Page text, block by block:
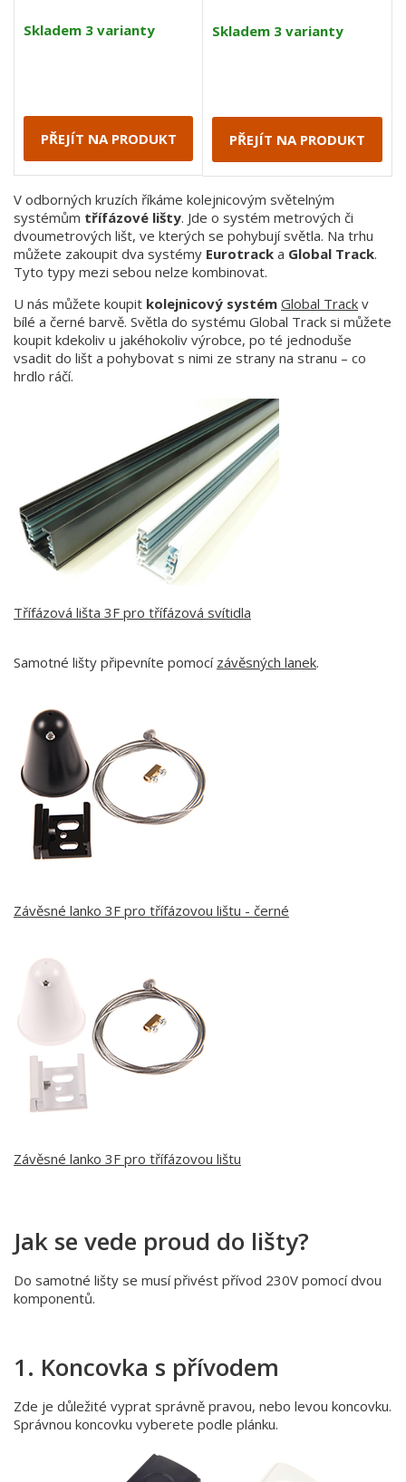
Skladem 3 varianty
PŘEJÍT NA PRODUKT
Skladem 3 varianty
PŘEJÍT NA PRODUKT
V odborných kruzích říkáme kolejnicovým světelným
systémům třífázové lišty. Jde o systém metrových či
dvoumetrových lišt, ve kterých se pohybují světla. Na trhu
můžete zakoupit dva systémy Eurotrack a Global Track.
Tyto typy mezi sebou nelze kombinovat.
U nás můžete koupit kolejnicový systém Global Track v
bílé a černé barvě. Světla do systému Global Track si můžete
koupit kdekoliv u jakéhokoliv výrobce, po té jednoduše
vsadit do lišt a pohybovat s nimi ze strany na stranu – co
hrdlo ráčí.
Třífázová lišta 3F pro třífázová svítidla
Samotné lišty připevníte pomocí závěsných lanek.
Závěsné lanko 3F pro třífázovou lištu - černé
Závěsné lanko 3F pro třífázovou lištu
Jak se vede proud do lišty?
Do samotné lišty se musí přivést přívod 230V pomocí dvou
komponentů.
1. Koncovka s přívodem
Zde je důležité vyprat správně pravou, nebo levou koncovku.
Správnou koncovku vyberete podle plánku.